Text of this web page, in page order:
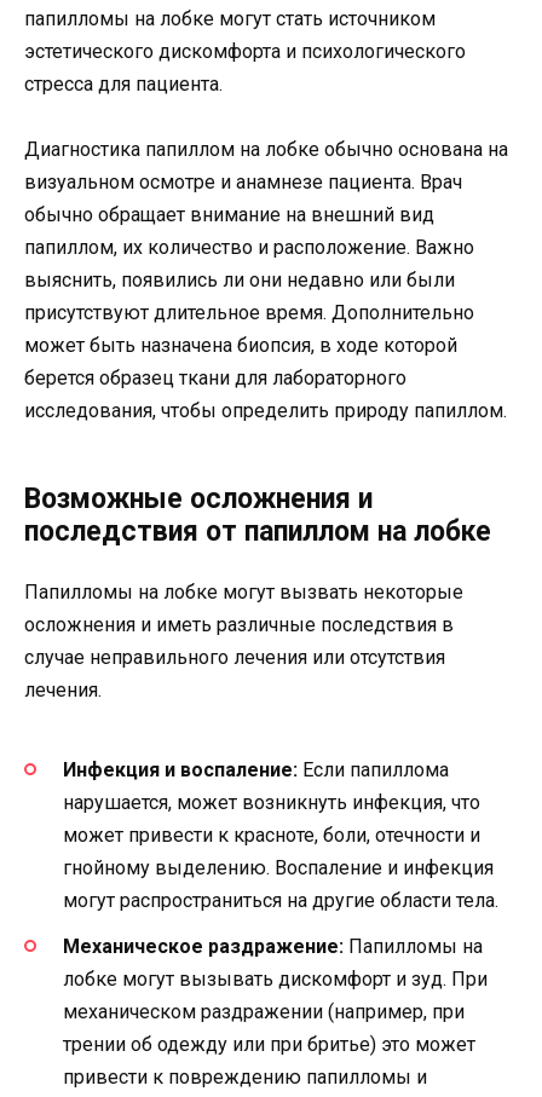
папилломы на лобке могут стать источником
эстетического дискомфорта и психологического
стресса для пациента.
Диагностика папиллом на лобке обычно основана на
визуальном осмотре и анамнезе пациента. Врач
обычно обращает внимание на внешний вид
папиллом, их количество и расположение. Важно
выяснить, появились ли они недавно или были
присутствуют длительное время. Дополнительно
может быть назначена биопсия, в ходе которой
берется образец ткани для лабораторного
исследования, чтобы определить природу папиллом.
Возможные осложнения и
последствия от папиллом на лобке
Папилломы на лобке могут вызвать некоторые
осложнения и иметь различные последствия в
случае неправильного лечения или отсутствия
лечения.
Инфекция и воспаление: Если папиллома
нарушается, может возникнуть инфекция, что
может привести к красноте, боли, отечности и
гнойному выделению. Воспаление и инфекция
могут распространиться на другие области тела.
Механическое раздражение: Папилломы на
лобке могут вызывать дискомфорт и зуд. При
механическом раздражении (например, при
трении об одежду или при бритье) это может
привести к повреждению папилломы и